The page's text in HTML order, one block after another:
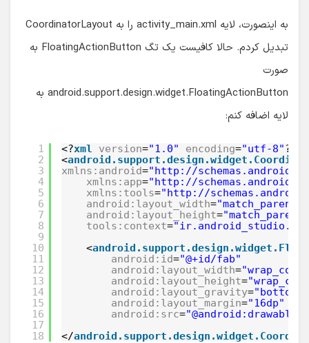
به اینصورت، لایه activity_main.xml را به CoordinatorLayout
تبدیل کردم. حالا کافیست یک تگ FloatingActionButton به
صورت
android.support.design.widget.FloatingActionButton به
لایه اضافه کنم:
1
2
3
4
5
6
7
8
9
10
11
12
13
14
15
16
17
18
<?xml version="1.0" encoding="utf-8"?>
<
xmlns:android="http://
xmlns:app="http://
xmlns:tools="http://
android:layout_width="match_parent"
android:layout_height="match_parent"
tools:context=
<
android:id="@+id/fab"
android:layout_width=
android:layout_height=
android:layout_gravity=
android:layout_margin="16dp"
android:src=
</